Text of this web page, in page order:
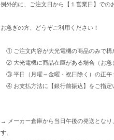
例外的に、ご注文日から【１営業日】での
お急ぎの方、どうぞご利用ください！
① ご注文内容が大光電機の商品のみで構
② 大光電機に商品在庫がある場合（お急
③ 平日（月曜～金曜・祝日除く）の正午
④ お支払方法に【銀行前振込】をご指定
→ メーカー倉庫から当日午後の発送とな
す。